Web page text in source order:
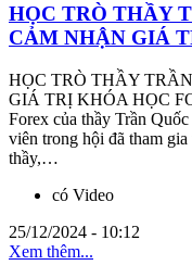
HỌC TRÒ THẦY
CẢM NHẬN GIÁ
HỌC TRÒ THẦY
GIÁ TRỊ KHÓA HỌC
Forex của thầy Trần
viên trong hội đã tham
thầy,…
có Video
25/12/2024 - 10:12
Xem thêm...